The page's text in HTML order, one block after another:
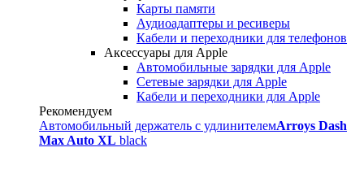
Карты памяти
Аудиоадаптеры и ресиверы
Кабели и переходники для телефонов
Аксессуары для Apple
Автомобильные зарядки для Apple
Сетевые зарядки для Apple
Кабели и переходники для Apple
Рекомендуем
Автомобильный держатель с удлинителемArroys Dash
Max Auto XL black